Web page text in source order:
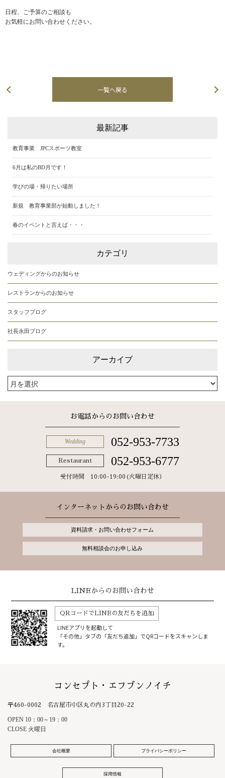
日程、ご予算のご相談も
お気軽にお問い合わせください。
一覧へ戻る
最新記事
教育事業 JPCスポーツ教室
6月は私のBD月です！
学びの場・帰りたい場所
新規 教育事業部が始動しました！
春のイベントと言えば・・・
カテゴリ
ウェディングからのお知らせ
レストランからのお知らせ
スタッフブログ
社長永田ブログ
アーカイブ
お電話からのお問い合わせ
Wedding 052-953-7733
Restaurant 052-953-6777
受付時間 10:00-19:00(火曜日定休）
インターネットからのお問い合わせ
資料請求・お問い合わせフォーム
無料相談会のお申し込み
LINEからのお問い合わせ
QRコードでLINEの友だちを追加
LINEアプリを起動して
「その他」タブの「友だち追加」でQRコードをスキャンしま
す。
コンセプト・エフブンノイチ
〒460-0002 名古屋市中区丸の内3丁目20-22
OPEN 10：00～19：00
CLOSE 火曜日
会社概要 プライバシーポリシー
採用情報